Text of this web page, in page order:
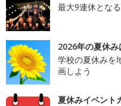
最大9連休とな
2026年の夏休
学校の夏休みを
画しよう
夏休みイベント